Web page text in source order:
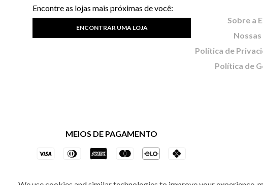
Encontre as lojas mais próximas de você:
ENCONTRAR UMA LOJA
Sobre a
Política de
MEIOS DE PAGAMENTO